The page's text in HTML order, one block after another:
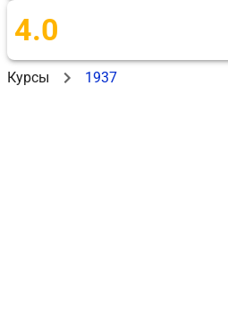
4.0
Курсы 1937